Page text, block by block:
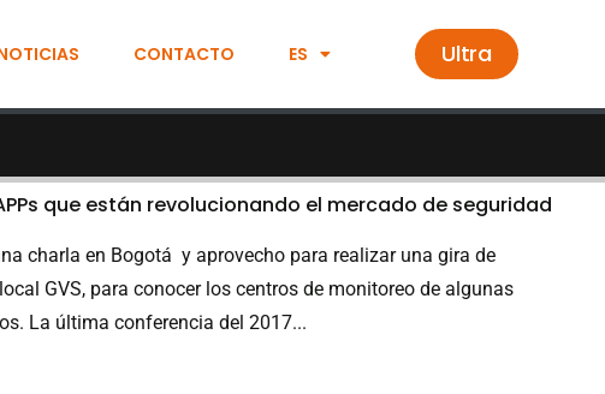
CONTACTO ES Ultra
que están revolucionando el mercado de seguridad
charla en Bogotá y aprovecho para realizar una gira de
GVS, para conocer los centros de monitoreo de algunas
La última conferencia del 2017...